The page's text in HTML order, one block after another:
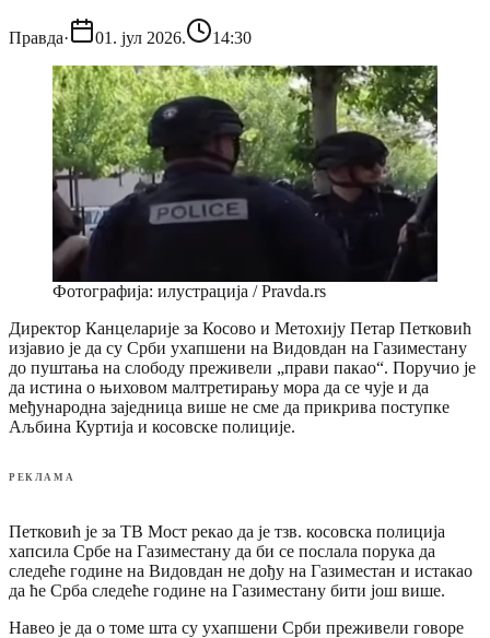
Правда· 01. јул 2026. 14:30
Фотографија: илустрација / Pravda.rs
Директор Канцеларије за Косово и Метохију Петар Петковић
изјавио је да су Срби ухапшени на Видовдан на Газиместану
до пуштања на слободу преживели „прави пакао“. Поручио је
да истина о њиховом малтретирању мора да се чује и да
међународна заједница више не сме да прикрива поступке
Аљбина Куртија и косовске полиције.
РЕКЛАМА
Петковић је за ТВ Мост рекао да је тзв. косовска полиција
хапсила Србе на Газиместану да би се послала порука да
следеће године на Видовдан не дођу на Газиместан и истакао
да ће Срба следеће године на Газиместану бити још више.
Навео је да о томе шта су ухапшени Срби преживели говоре